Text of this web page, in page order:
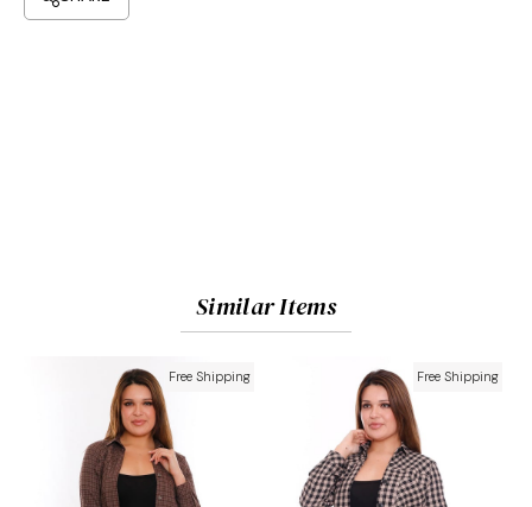
Similar Items
Free Shipping Free Shipping